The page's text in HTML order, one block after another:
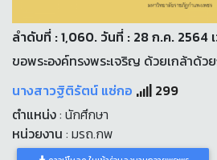
ลำดับที่ : 1,060. วันที่ : 28 ก.ค. 2564
ขอพระองค์ทรงพระเจริญ ด้วยเกล้าด้ว
นางสาวฐิติรัตน์ แซ่กอ
299
ตำแหน่ง: นักศึกษา
หน่วยงาน : มรถ.กพ